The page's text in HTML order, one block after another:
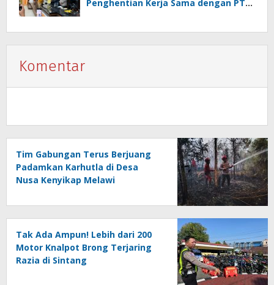
Penghentian Kerja Sama dengan PT
Komentar
Tim Gabungan Terus Berjuang
Padamkan Karhutla di Desa
Nusa Kenyikap Melawi
Tak Ada Ampun! Lebih dari 200
Motor Knalpot Brong Terjaring
Razia di Sintang